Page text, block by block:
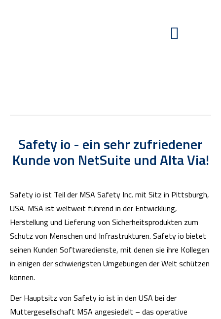
Safety io - ein sehr zufriedener
Kunde von NetSuite und Alta Via!
Safety io ist Teil der MSA Safety Inc. mit Sitz in Pittsburgh,
USA. MSA ist weltweit führend in der Entwicklung,
Herstellung und Lieferung von Sicherheitsprodukten zum
Schutz von Menschen und Infrastrukturen. Safety io bietet
seinen Kunden Softwaredienste, mit denen sie ihre Kollegen
in einigen der schwierigsten Umgebungen der Welt schützen
können.
Der Hauptsitz von Safety io ist in den USA bei der
Muttergesellschaft MSA angesiedelt – das operative